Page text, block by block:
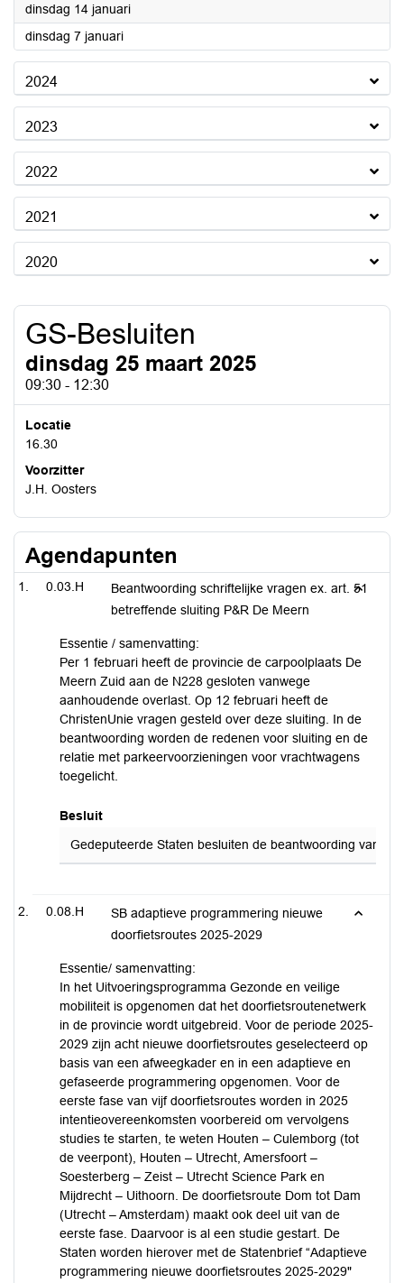
dinsdag 14 januari2025
dinsdag 7 januari2025
2024
2023
2022
2021
2020
GS-Besluiten
dinsdag 25 maart 2025
09:30 - 12:30
Locatie
16.30
Voorzitter
J.H. Oosters
Agendapunten
0.03.H
Beantwoording schriftelijke vragen ex. art. 51
betreffende sluiting P&R De Meern
Essentie / samenvatting:
Per 1 februari heeft de provincie de carpoolplaats De
Meern Zuid aan de N228 gesloten vanwege
aanhoudende overlast. Op 12 februari heeft de
ChristenUnie vragen gesteld over deze sluiting. In de
beantwoording worden de redenen voor sluiting en de
relatie met parkeervoorzieningen voor vrachtwagens
toegelicht.
Besluit
Gedeputeerde Staten besluiten de beantwoording van
0.08.H
SB adaptieve programmering nieuwe
doorfietsroutes 2025-2029
Essentie/ samenvatting:
In het Uitvoeringsprogramma Gezonde en veilige
mobiliteit is opgenomen dat het doorfietsroutenetwerk
in de provincie wordt uitgebreid. Voor de periode 2025-
2029 zijn acht nieuwe doorfietsroutes geselecteerd op
basis van een afweegkader en in een adaptieve en
gefaseerde programmering opgenomen. Voor de
eerste fase van vijf doorfietsroutes worden in 2025
intentieovereenkomsten voorbereid om vervolgens
studies te starten, te weten Houten – Culemborg (tot
de veerpont), Houten – Utrecht, Amersfoort –
Soesterberg – Zeist – Utrecht Science Park en
Mijdrecht – Uithoorn. De doorfietsroute Dom tot Dam
(Utrecht – Amsterdam) maakt ook deel uit van de
eerste fase. Daarvoor is al een studie gestart. De
Staten worden hierover met de Statenbrief “Adaptieve
programmering nieuwe doorfietsroutes 2025-2029"